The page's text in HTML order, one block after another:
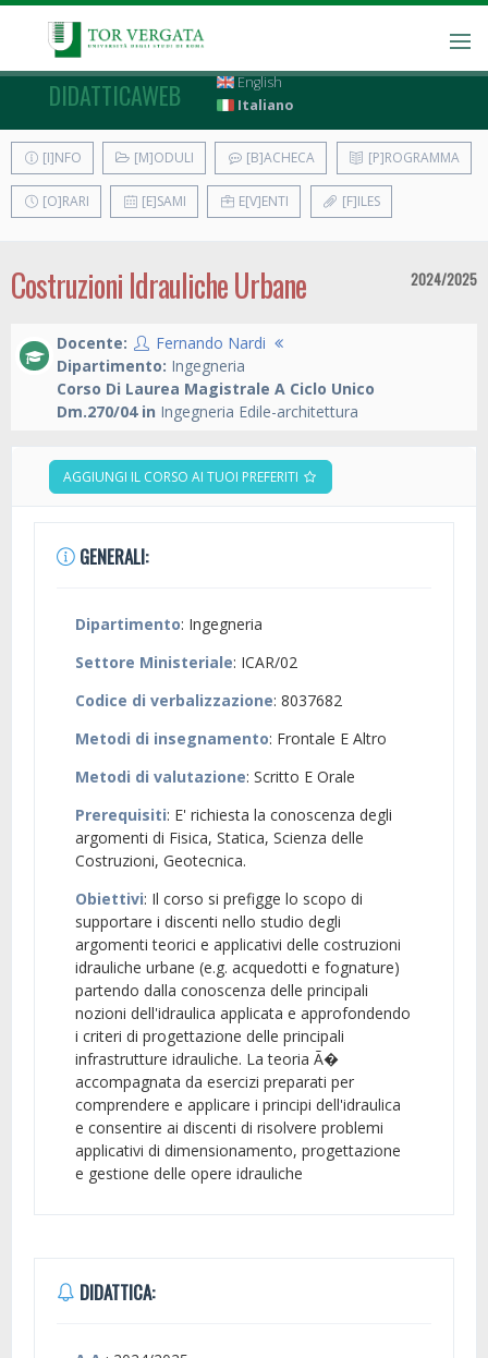
DIDATTICAWEB
English
Italiano
[I]NFO [M]ODULI [B]ACHECA [P]ROGRAMMA
[O]RARI [E]SAMI E[V]ENTI [F]ILES
Costruzioni Idrauliche Urbane 2024/2025
Docente:
Fernando Nardi
Dipartimento: Ingegneria
Corso Di Laurea Magistrale A Ciclo Unico
Dm.270/04 in Ingegneria Edile-architettura
AGGIUNGI IL CORSO AI TUOI PREFERITI
GENERALI:
Dipartimento: Ingegneria
Settore Ministeriale: ICAR/02
Codice di verbalizzazione: 8037682
Metodi di insegnamento: Frontale E Altro
Metodi di valutazione: Scritto E Orale
Prerequisiti: E' richiesta la conoscenza degli
argomenti di Fisica, Statica, Scienza delle
Costruzioni, Geotecnica.
Obiettivi: Il corso si prefigge lo scopo di
supportare i discenti nello studio degli
argomenti teorici e applicativi delle costruzioni
idrauliche urbane (e.g. acquedotti e fognature)
partendo dalla conoscenza delle principali
nozioni dell'idraulica applicata e approfondendo
i criteri di progettazione delle principali
infrastrutture idrauliche. La teoria Ã�
accompagnata da esercizi preparati per
comprendere e applicare i principi dell'idraulica
e consentire ai discenti di risolvere problemi
applicativi di dimensionamento, progettazione
e gestione delle opere idrauliche
DIDATTICA: